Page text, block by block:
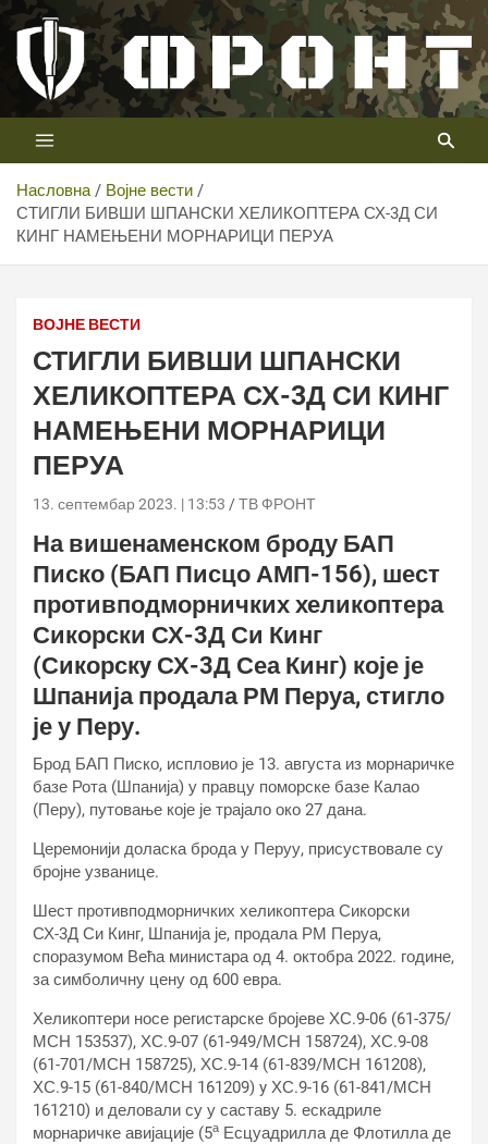
Скип
цонтент
Телевизија ФРОНТ
Први војни канал у Србији
Насловна
Војне вести
СТИГЛИ БИВШИ ШПАНСКИ ХЕЛИКОПТЕРА СХ-3Д СИ
КИНГ НАМЕЊЕНИ МОРНАРИЦИ ПЕРУА
ВОЈНЕ ВЕСТИ
СТИГЛИ БИВШИ ШПАНСКИ
ХЕЛИКОПТЕРА СХ-3Д СИ КИНГ
НАМЕЊЕНИ МОРНАРИЦИ
ПЕРУА
13. септембар 2023. | 13:53 ТВ ФРОНТ
На вишенаменском броду БАП
Писко (БАП Писцо АМП-156), шест
противподморничких хеликоптера
Сикорски СХ-3Д Си Кинг
(Сикорскy СХ-3Д Сеа Кинг) које је
Шпанија продала РМ Перуа, стигло
је у Перу.
Брод БАП Писко, испловио је 13. августа из морнаричке
базе Рота (Шпанија) у правцу поморске базе Калао
(Перу), путовање које је трајало око 27 дана.
Церемонији доласка брода у Перуу, присуствовале су
бројне узванице.
Шест противподморничких хеликоптера Сикорски
СХ-3Д Си Кинг, Шпанија је, продала РМ Перуа,
споразумом Већа министара од 4. октобра 2022. године,
за симболичну цену од 600 евра.
Хеликоптери носе регистарске бројеве ХС.9-06 (61-375/
МСН 153537), ХС.9-07 (61-949/МСН 158724), ХС.9-08
(61-701/МСН 158725), ХС.9-14 (61-839/МСН 161208),
ХС.9-15 (61-840/МСН 161209) y ХС.9-16 (61-841/МСН
161210) и деловали су у саставу 5. ескадриле
морнаричке авијације (5а Есцуадрилла де Флотилла де